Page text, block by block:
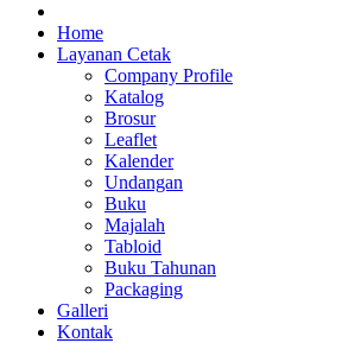
Jasa Cetak Online DMG Printing
Home
Layanan Cetak
Company Profile
Katalog
Brosur
Leaflet
Kalender
Undangan
Buku
Majalah
Tabloid
Buku Tahunan
Packaging
Galleri
Kontak